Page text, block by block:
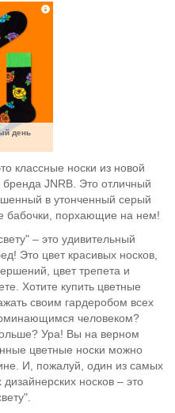
день
классные носки из новой
бренда JNRB. Это отличный
в утонченный серый
бабочки, порхающие на нем!
– это удивительный
Это цвет красивых носков,
цвет трепета и
Хотите купить цветные
своим гардеробом всех
человеком?
Ура! Вы на верном
цветные носки можно
И, пожалуй, один из самых
носков – это